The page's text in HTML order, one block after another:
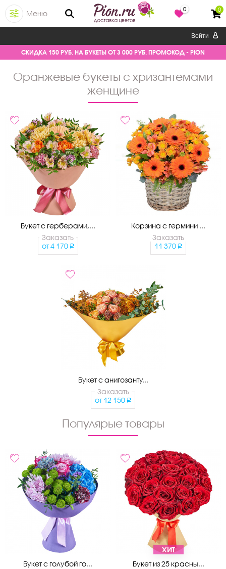
Меню
0 0
Войти
СКИДКА 150 РУБ. НА БУКЕТЫ ОТ 3 000 РУБ. ПРОМОКОД - PION
оранжевые букеты с хризантемами
женщине
Букет с герберами,...
Заказать
от 4 170
Корзина с гермини ...
Заказать
11 370
Букет с анигозанту...
Заказать
от 12 150
Популярые товары
Букет с голубой го...
ХИТ
Букет из 25 красны...